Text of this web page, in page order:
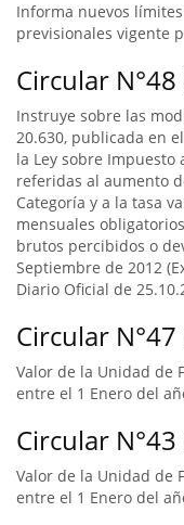
Informa nuevos
previsionales vigente
Circular
Instruye sobre las
20.630, publicada en
la Ley sobre Impuesto
referidas al aumento
Categoría y a la tasa
mensuales
brutos percibidos o
Septiembre de 2012
Diario Oficial de
Circular
Valor de la Unidad de
entre el 1 Enero del
Circular
Valor de la Unidad de
entre el 1 Enero del